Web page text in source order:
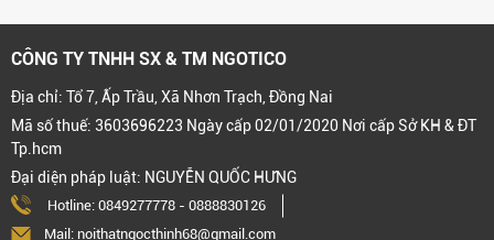
CÔNG TY TNHH SX & TM NGOTICO
Địa chỉ: Tổ 7, Ấp Trầu, Xã Nhơn Trạch, Đồng Nai
Mã số thuế: 3603696223 Ngày cấp 02/01/2020 Nơi cấp Sở KH & ĐT
Tp.hcm
Đại diện pháp luật: NGUYỄN QUỐC HƯNG
Hotline: 0849277778 - 0888830126
Mail: noithatngocthinh68@gmail.com